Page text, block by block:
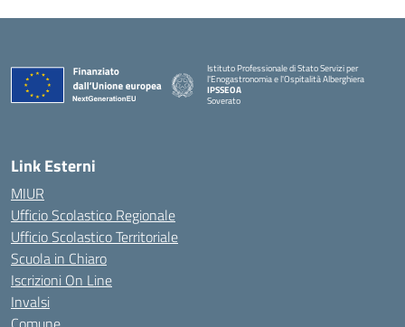
Istituto Professionale di Stato Servizi per
l'Enogastronomia e l'Ospitalità Alberghiera
IPSSEOA
Soverato
Link Esterni
MIUR
Ufficio Scolastico Regionale
Ufficio Scolastico Territoriale
Scuola in Chiaro
Iscrizioni On Line
Invalsi